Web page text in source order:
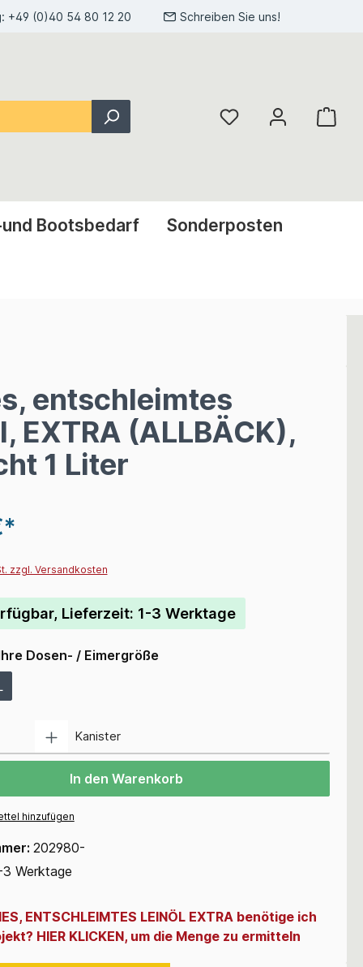
+49 (0)40 54 80 12 20 Schreiben Sie uns!
und Bootsbedarf Sonderposten
entschleimtes
EXTRA (ALLBÄCK),
1 Liter
zzgl. Versandkosten
Lieferzeit: 1-3 Werktage
Dosen- / Eimergröße
Kanister
In den Warenkorb
hinzufügen
202980-
3 Werktage
ENTSCHLEIMTES LEINÖL EXTRA benötige ich
HIER KLICKEN, um die Menge zu ermitteln